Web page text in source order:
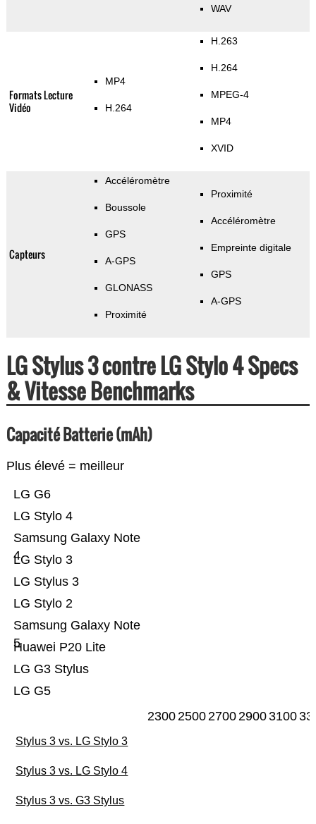
WAV
Formats Lecture
Vidéo
MP4
H.264
H.263
H.264
MPEG-4
MP4
XVID
Capteurs
Accéléromètre
Boussole
GPS
A-GPS
GLONASS
Proximité
Proximité
Accéléromètre
Empreinte digitale
GPS
A-GPS
LG Stylus 3 contre LG Stylo 4 Specs
& Vitesse Benchmarks
Capacité Batterie (mAh)
Plus élevé = meilleur
LG G5
LG G3 Stylus
Huawei P20 Lite
Samsung Galaxy Note
5
LG Stylo 2
LG Stylus 3
LG Stylo 3
Samsung Galaxy Note
4
LG Stylo 4
LG G6
23002500270029003100
Stylus 3 vs. LG Stylo 3
Stylus 3 vs. LG Stylo 4
Stylus 3 vs. G3 Stylus